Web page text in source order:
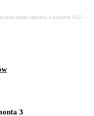
post został napisany o godzinie 15:21 ---
3